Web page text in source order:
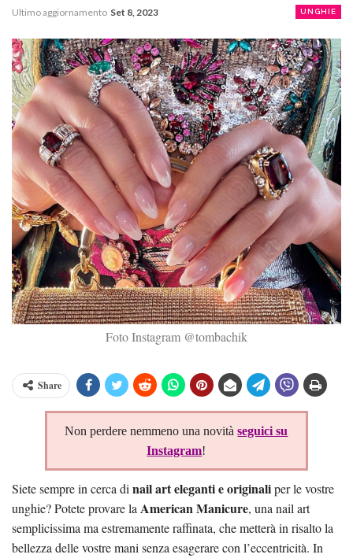
UNGHIE
Ultimo aggiornamento Set 8, 2023
Foto Instagram @tombachik
Share
Non perdere nemmeno una novitàseguici su
Instagram!
Siete sempre in cerca di nail art eleganti e originaliper le vostre
unghie? Potete provare la American Manicure, una nail art
semplicissima ma estremamente raffinata, che metterà in risalto la
bellezza delle vostre mani senza esagerare con l’eccentricità. In